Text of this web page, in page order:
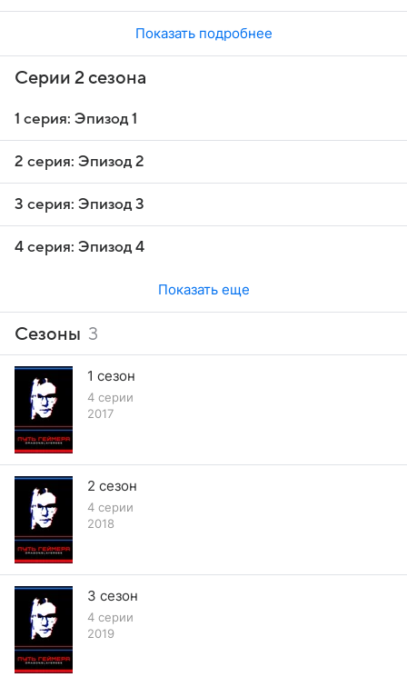
Показать подробнее
Серии 2 сезона
1 серия: Эпизод 1
2 серия: Эпизод 2
3 серия: Эпизод 3
4 серия: Эпизод 4
Показать еще
Сезоны 3
1 сезон
4 серии
2017
2 сезон
4 серии
2018
3 сезон
4 серии
2019